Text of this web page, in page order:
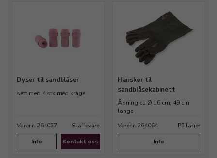
Dyser til sandblåser
sett med 4 stk med krage
Varenr. 264057 Skaffevare
Info Kontakt oss
Hansker til
sandblåsekabinett
Åbning ca.Ø 16 cm, 49 cm
lange
Varenr. 264064
På lager
Info